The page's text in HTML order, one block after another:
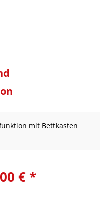
mit Bettkasten
€ *